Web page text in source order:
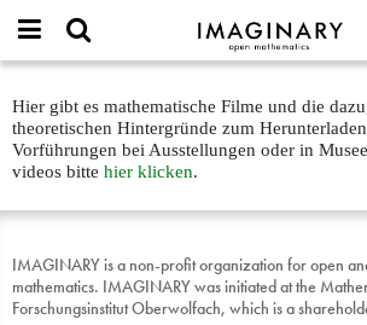
IMAGINARY
open
Français
Deutsch
Español
Türkçe
Programme
Galerien
Texte
Ausstellungen
Projekte
Mitmachen
mail
or
username
*
Passwort
*
Neues Benutzerkonto
Neues Passwort
Suche
Films
about
text
Hier gibt es mathematische Filme und die
theoretischen Hintergründe zum
Vorführungen bei Ausstellungen oder in
videos bitte hier klicken.
IMAGINARY is a non-profit organization for open
mathematics. IMAGINARY was initiated at the
Forschungsinstitut Oberwolfach, which is a